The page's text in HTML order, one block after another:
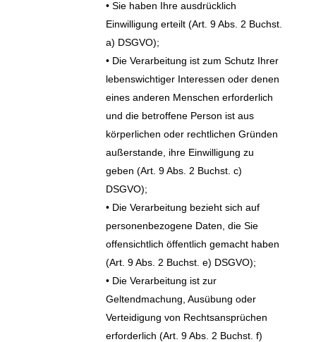
• Sie haben Ihre ausdrücklich
Einwilligung erteilt (Art. 9 Abs. 2 Buchst.
a) DSGVO);
• Die Verarbeitung ist zum Schutz Ihrer
lebenswichtiger Interessen oder denen
eines anderen Menschen erforderlich
und die betroffene Person ist aus
körperlichen oder rechtlichen Gründen
außerstande, ihre Einwilligung zu
geben (Art. 9 Abs. 2 Buchst. c)
DSGVO);
• Die Verarbeitung bezieht sich auf
personenbezogene Daten, die Sie
offensichtlich öffentlich gemacht haben
(Art. 9 Abs. 2 Buchst. e) DSGVO);
• Die Verarbeitung ist zur
Geltendmachung, Ausübung oder
Verteidigung von Rechtsansprüchen
erforderlich (Art. 9 Abs. 2 Buchst. f)